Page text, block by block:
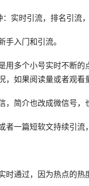
实时引流，排名引流，
入门和引流。
用多个小号实时不断
，如果阅读量或者观看
，简介也改成微信号
者一篇短软文持续引
时通过，因为热点的